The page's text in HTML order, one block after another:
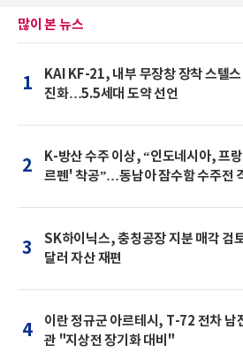
많이 본 뉴스
1
KAI KF-21, 내부 무장창 장착 스텔
진화…5.5세대 도약 선언
2
K-방산 수주 이상, “인도네시아, 프
르펜' 착공”…동남아 잠수함 수주전
3
SK하이닉스, 충칭공장 지분 매각
달러 자산 재편
4
이란 정규군 아르테시, T-72 전차
관 "지상전 장기화 대비"